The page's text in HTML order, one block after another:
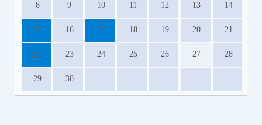
8 9 10 11 12 13 14
15 16 17 18 19 20 21
22 23 24 25 26 27 28
29 30